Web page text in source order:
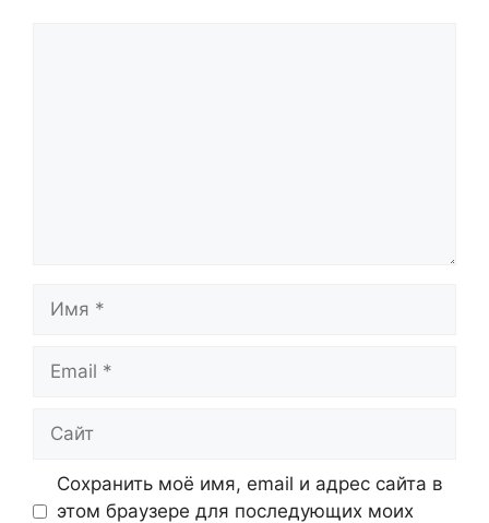
Сохранить моё имя, email и адрес сайта в
этом браузере для последующих моих